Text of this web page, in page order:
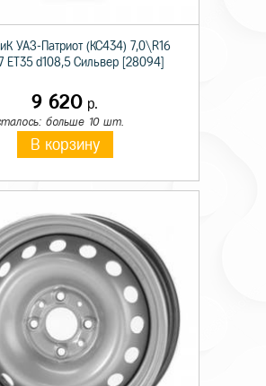
УАЗ-Патриот (КС434) 7,0\R16
ET35 d108,5 Сильвер [28094]
9 620 р.
больше 10 шт.
В корзину